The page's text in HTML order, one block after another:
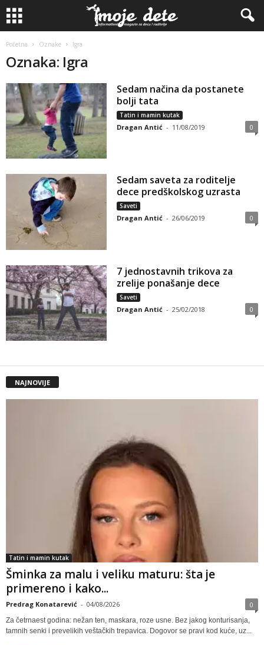
Početna Oznake Igra
Oznaka: Igra
Sedam načina da postanete
bolji tata
Tatin i mamin kutak
Dragan Antić - 11/08/2019 0
Sedam saveta za roditelje
dece predškolskog uzrasta
Saveti
Dragan Antić - 26/06/2019 0
7 jednostavnih trikova za
zrelije ponašanje dece
Saveti
Dragan Antić - 25/02/2018 0
NAJNOVIJE
Tatin i mamin kutak
Šminka za malu i veliku maturu: šta je
primereno i kako...
Predrag Konatarević - 04/08/2026 0
Za četrnaest godina: nežan ten, maskara, roze usne. Bez jakog konturisanja,
tamnih senki i prevelikih veštačkih trepavica. Dogovor se pravi kod kuće, uz...